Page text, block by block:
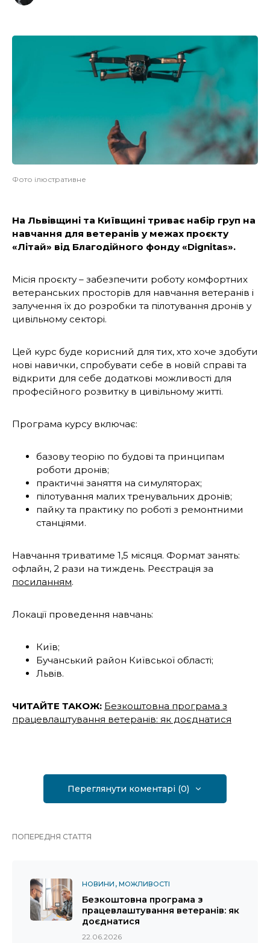
Фото ілюстративне
На Львівщині та Київщині триває набір груп на
навчання для ветеранів у межах проєкту
«Літай» від Благодійного фонду«Dignitas».
Місія проєкту – забезпечити роботу комфортних
ветеранських просторів для навчання ветеранів і
залучення їх до розробки та пілотування дронів у
цивільному секторі.
Цей курс буде корисний для тих, хто хоче здобути
нові навички, спробувати себе в новій справі та
відкрити для себе додаткові можливості для
професійного розвитку в цивільному житті.
Програма курсу включає:
базову теорію по будові та принципам
роботи дронів;
практичні заняття на симуляторах;
пілотування малих тренувальних дронів;
пайку та практику по роботі з ремонтними
станціями.
Навчання триватиме 1,5 місяця. Формат занять:
офлайн, 2 рази на тиждень. Реєстрація за
посиланням.
Локації проведення навчань:
Київ;
Бучанський район Київської області;
Львів.
ЧИТАЙТЕ ТАКОЖ: Безкоштовна програма з
працевлаштування ветеранів: як доєднатися
Переглянути коментарі (0)
ПОПЕРЕДНЯ СТАТТЯ
НОВИНИ МОЖЛИВОСТІ
Безкоштовна програма з
працевлаштування ветеранів: як
доєднатися
22.06.2026